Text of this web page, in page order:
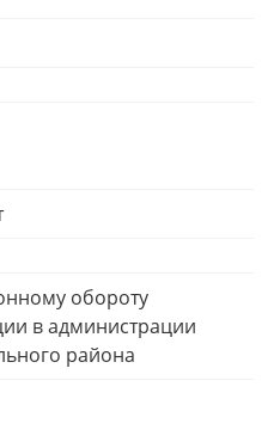
обороту
в администрации
района